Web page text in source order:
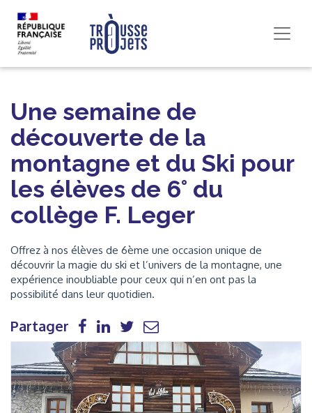
Une semaine de
découverte de la
montagne et du Ski pour
les élèves de 6° du
collège F. Leger
Offrez à nos élèves de 6ème une occasion unique de
découvrir la magie du ski et l’univers de la montagne, une
expérience inoubliable pour ceux qui n’en ont pas la
possibilité dans leur quotidien.
Partager